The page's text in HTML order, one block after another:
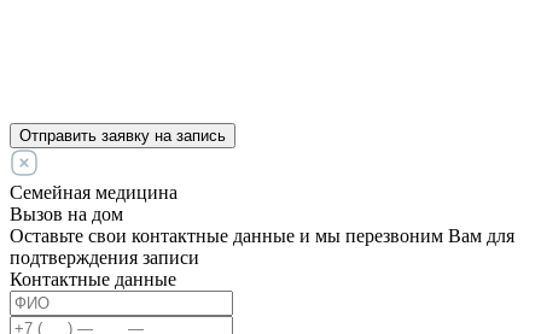
Отправить заявку на запись
Семейная медицина
Вызов на дом
Оставьте свои контактные данные и мы перезвоним Вам для
подтверждения записи
Контактные данные